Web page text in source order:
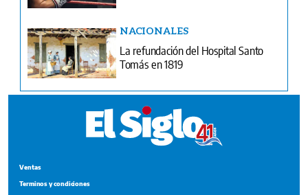
NACIONALES
La refundación del Hospital Santo
Tomás en 1819
Ventas
Terminos y condiciones